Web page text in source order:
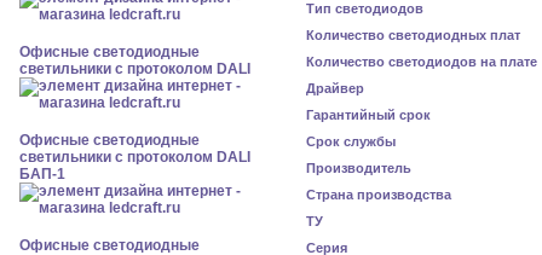
Офисные светодиодные
светильники с протоколом DALI
Офисные светодиодные
светильники с протоколом DALI
БАП-1
Офисные светодиодные
Тип светодиодов
Количество светодиодных плат
Количество светодиодов на плате
Драйвер
Гарантийный срок
Срок службы
Производитель
Страна производства
ТУ
Серия